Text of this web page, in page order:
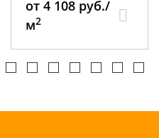
от 3 569 руб./
м2